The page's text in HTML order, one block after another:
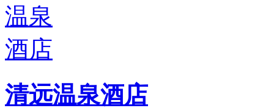
清远温泉酒店